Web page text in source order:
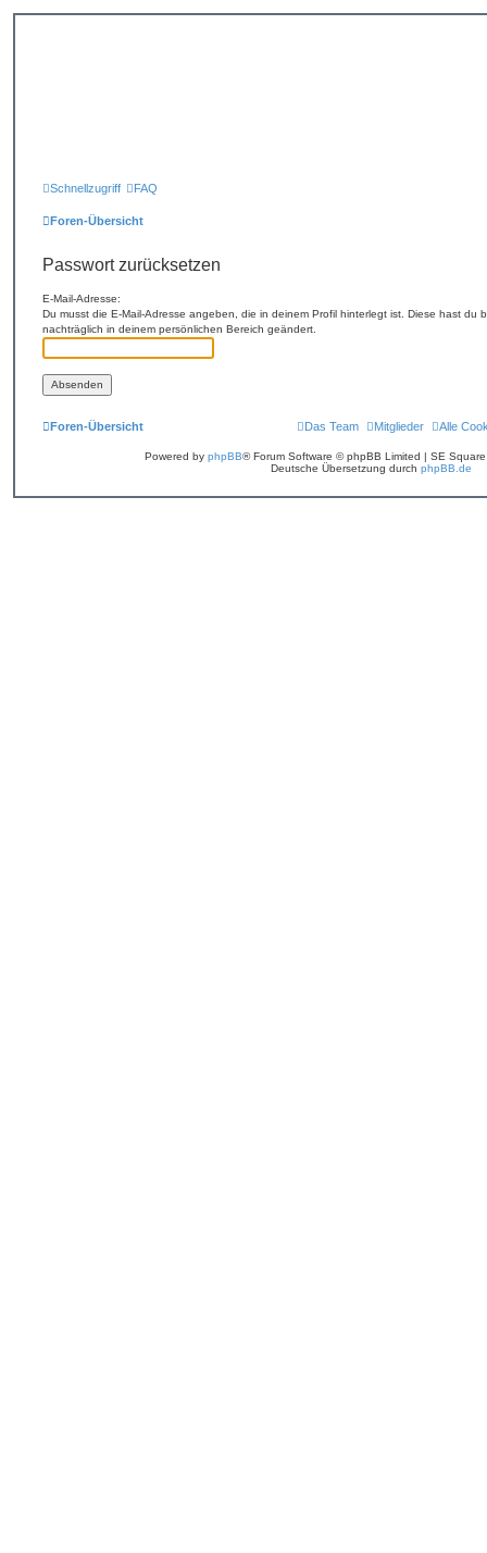
Schnellzugriff FAQ
Foren-Übersicht
Passwort zurücksetzen
E-Mail-Adresse:
Du musst die E-Mail-Adresse angeben, die in deinem Profil hinterlegt ist. Diese hast du
nachträglich in deinem persönlichen Bereich geändert.
Foren-Übersicht Alle
Mitglieder
Das Team
Powered by phpBB® Forum Software © phpBB Limited | SE
Deutsche Übersetzung durch phpBB.de